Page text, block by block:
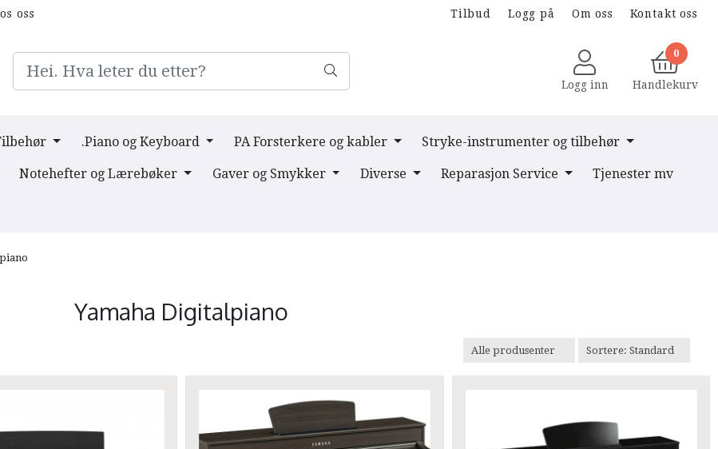
oss Tilbud Logg på Om oss Kontakt oss
Logg inn
0
Handlekurv
.Piano og Keyboard PA Forsterkere og kabler Stryke-instrumenter og tilbehør
Notehefter og Lærebøker Gaver og Smykker Diverse Reparasjon Service Tjenester mv
Yamaha Digitalpiano